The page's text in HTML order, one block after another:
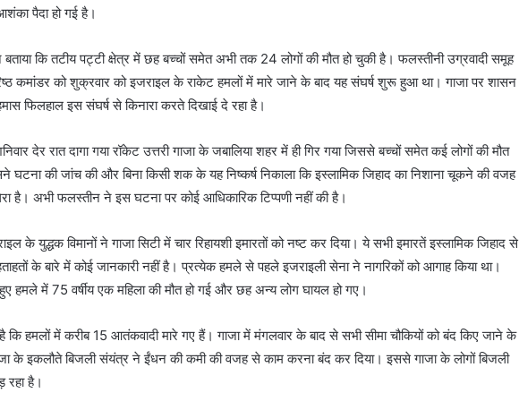
पैदा हो गई है।
कि तटीय पट्टी क्षेत्र में छह बच्चों समेत अभी तक 24 लोगों की मौत हो चुकी है। फलस्तीनी उग्रवादी समूह
कमांडर को शुक्रवार को इजराइल के राकेट हमलों में मारे जाने के बाद यह संघर्ष शुरू हुआ था। गाजा पर शासन
फिलहाल इस संघर्ष से किनारा करते दिखाई दे रहा है।
देर रात दागा गया रॉकेट उत्तरी गाजा के जबालिया शहर में ही गिर गया जिससे बच्चों समेत कई लोगों की मौत
घटना की जांच की और बिना किसी शक के यह निष्कर्ष निकाला कि इस्लामिक जिहाद का निशाना चूकने की वजह
है। अभी फलस्तीन ने इस घटना पर कोई आधिकारिक टिप्पणी नहीं की है।
के युद्धक विमानों ने गाजा सिटी में चार रिहायशी इमारतों को नष्ट कर दिया। ये सभी इमारतें इस्लामिक जिहाद से
के बारे में कोई जानकारी नहीं है। प्रत्येक हमले से पहले इजराइली सेना ने नागरिकों को आगाह किया था।
हमले में 75 वर्षीय एक महिला की मौत हो गई और छह अन्य लोग घायल हो गए।
कि हमलों में करीब 15 आतंकवादी मारे गए हैं। गाजा में मंगलवार के बाद से सभी सीमा चौकियों को बंद किए जाने के
के इकलौते बिजली संयंत्र ने ईंधन की कमी की वजह से काम करना बंद कर दिया। इससे गाजा के लोगों बिजली
रहा है।